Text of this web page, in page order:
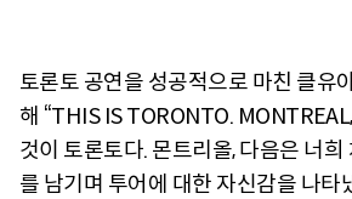
토론토 공연을 성공적으로 마친 클유
해 “THIS IS TORONTO.
것이 토론토다. 몬트리올, 다음은 너희
를 남기며 투어에 대한 자신감을 나타